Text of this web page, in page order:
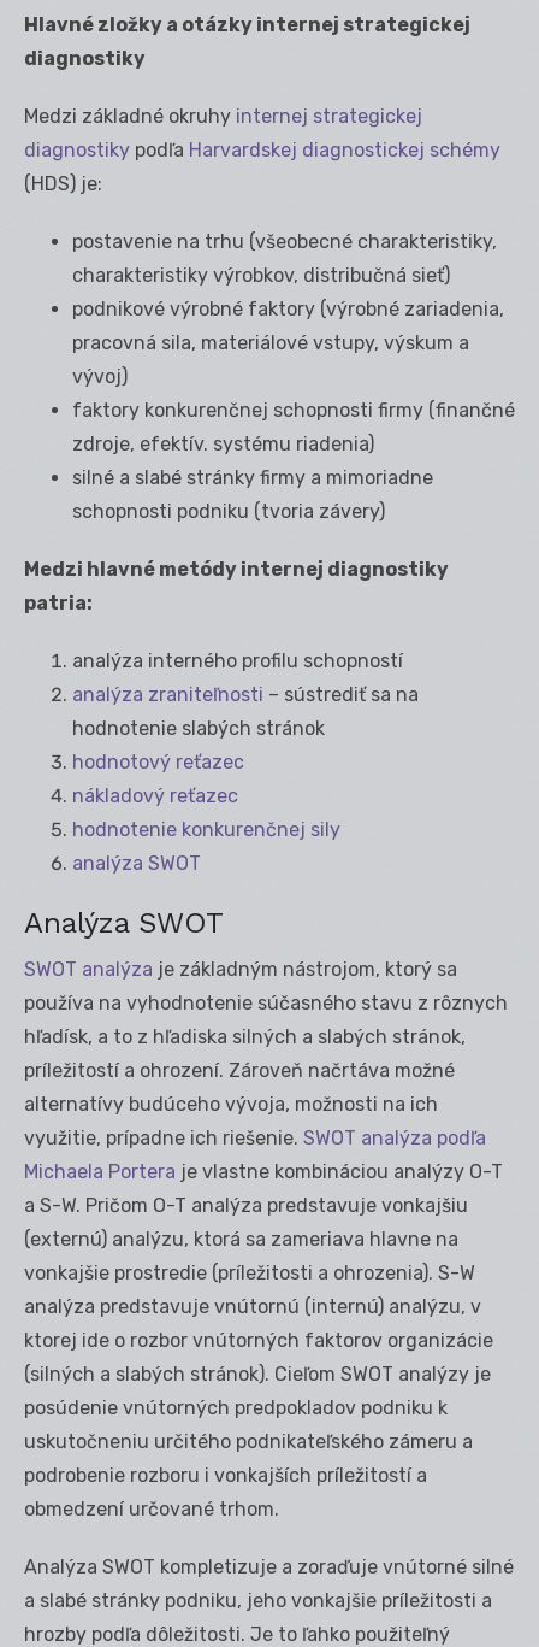
Hlavné zložky a otázky internej strategickej
diagnostiky
Medzi základné okruhy internej strategickej
diagnostiky podľa Harvardskej diagnostickej schémy
(HDS) je:
postavenie na trhu (všeobecné charakteristiky,
charakteristiky výrobkov, distribučná sieť)
podnikové výrobné faktory (výrobné zariadenia,
pracovná sila, materiálové vstupy, výskum a
vývoj)
faktory konkurenčnej schopnosti firmy (finančné
zdroje, efektív. systému riadenia)
silné a slabé stránky firmy a mimoriadne
schopnosti podniku (tvoria závery)
Medzi hlavné metódy internej diagnostiky
patria:
analýza interného profilu schopností
analýza zraniteľnosti – sústrediť sa na
hodnotenie slabých stránok
hodnotový reťazec
nákladový reťazec
hodnotenie konkurenčnej sily
analýza SWOT
Analýza SWOT
SWOT analýza je základným nástrojom, ktorý sa
používa na vyhodnotenie súčasného stavu z rôznych
hľadísk, a to z hľadiska silných a slabých stránok,
príležitostí a ohrození. Zároveň načrtáva možné
alternatívy budúceho vývoja, možnosti na ich
využitie, prípadne ich riešenie. SWOT analýza podľa
Michaela Portera je vlastne kombináciou analýzy O-T
a S-W. Pričom O-T analýza predstavuje vonkajšiu
(externú) analýzu, ktorá sa zameriava hlavne na
vonkajšie prostredie (príležitosti a ohrozenia). S-W
analýza predstavuje vnútornú (internú) analýzu, v
ktorej ide o rozbor vnútorných faktorov organizácie
(silných a slabých stránok). Cieľom SWOT analýzy je
posúdenie vnútorných predpokladov podniku k
uskutočneniu určitého podnikateľského zámeru a
podrobenie rozboru i vonkajších príležitostí a
obmedzení určované trhom.
Analýza SWOT kompletizuje a zoraďuje vnútorné silné
a slabé stránky podniku, jeho vonkajšie príležitosti a
hrozby podľa dôležitosti. Je to ľahko použiteľný